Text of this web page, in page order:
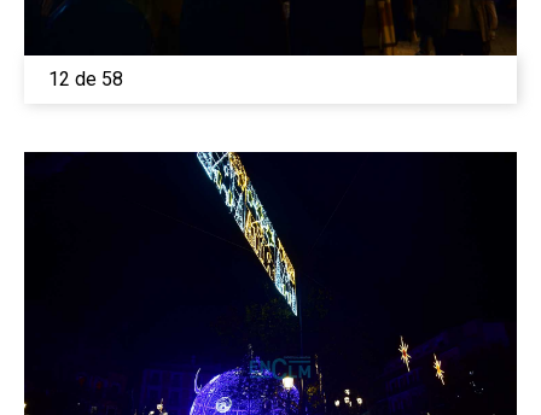
12 de 58